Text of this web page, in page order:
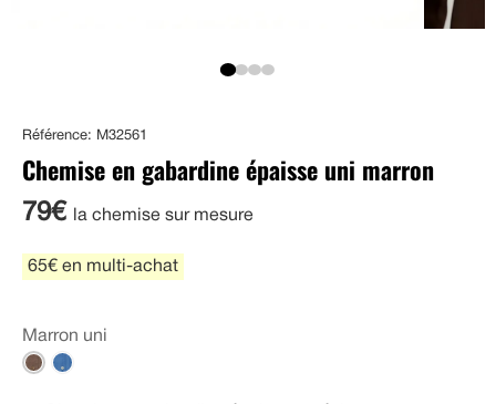
Référence: M32561
Chemise en gabardine épaisse uni marron
79€ la chemise sur mesure
65€ en multi-achat
Marron uni